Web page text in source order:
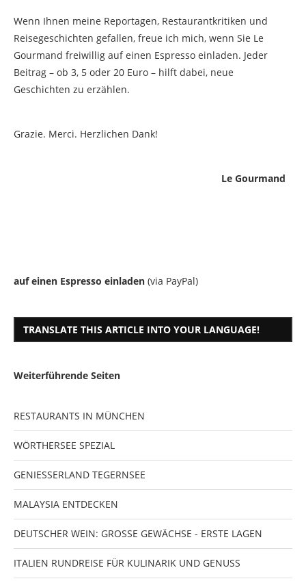
Wenn Ihnen meine Reportagen, Restaurantkritiken und
Reisegeschichten gefallen, freue ich mich, wenn Sie Le
Gourmand freiwillig auf einen Espresso einladen. Jeder
Beitrag – ob 3, 5 oder 20 Euro – hilft dabei, neue
Geschichten zu erzählen.
Grazie. Merci. Herzlichen Dank!
Le Gourmand
auf einen Espresso einladen (via PayPal)
TRANSLATE THIS ARTICLE INTO YOUR LANGUAGE!
Weiterführende Seiten
RESTAURANTS IN MÜNCHEN
WÖRTHERSEE SPEZIAL
GENIESSERLAND TEGERNSEE
MALAYSIA ENTDECKEN
DEUTSCHER WEIN: GROSSE GEWÄCHSE - ERSTE LAGEN
ITALIEN RUNDREISE FÜR KULINARIK UND GENUSS